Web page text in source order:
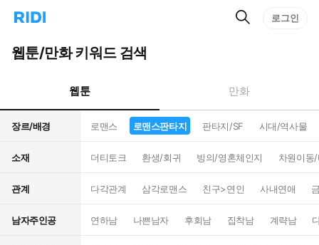
리
홈
으
턴
트
검
로그인
웹툰/만화 키워드 검색
웹툰 만화
장르/배경 로맨스 로맨스판타지 판타지/SF 시대/역사물
소재 더티토크 환생/회귀 빙의/영혼체인지 차원이동
관계 다각관계 삼각로맨스 친구>연인 사내연애
남자주인공 연하남 나쁜남자 후회남 집착남 계략남